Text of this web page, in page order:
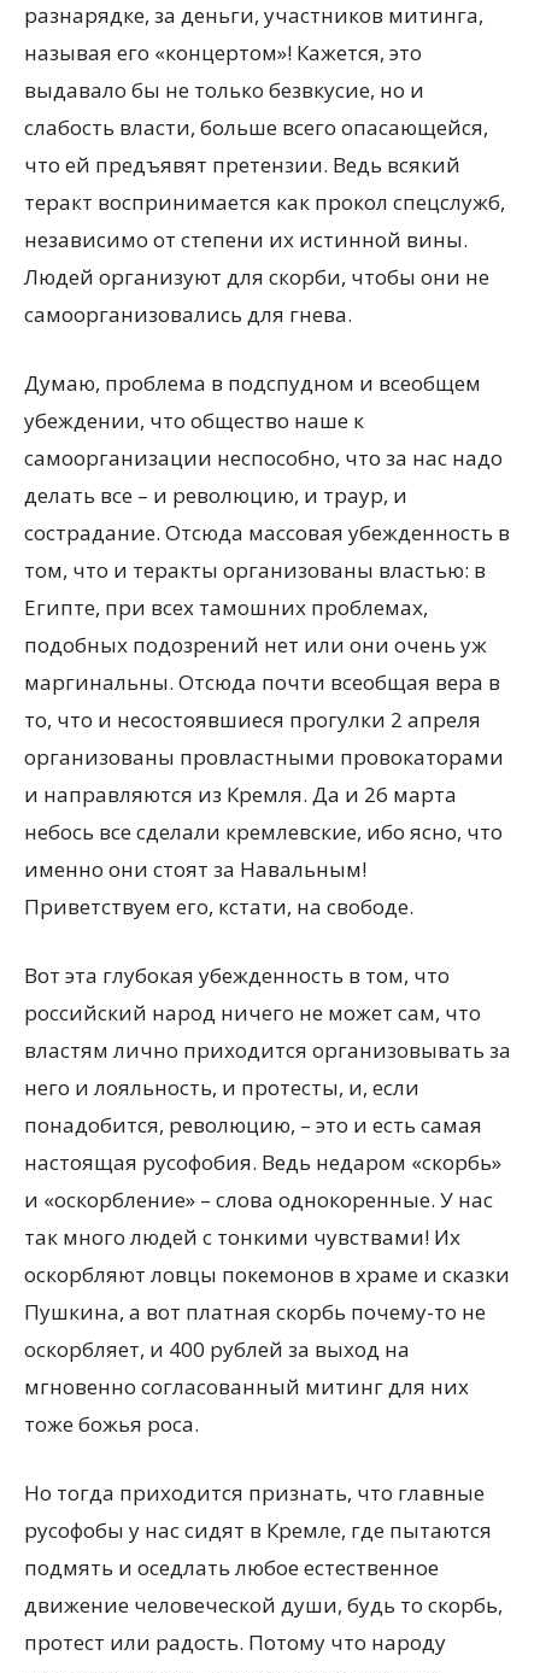
разнарядке, за деньги, участников митинга,
называя его «концертом»! Кажется, это
выдавало бы не только безвкусие, но и
слабость власти, больше всего опасающейся,
что ей предъявят претензии. Ведь всякий
теракт воспринимается как прокол спецслужб,
независимо от степени их истинной вины.
Людей организуют для скорби, чтобы они не
самоорганизовались для гнева.
Думаю, проблема в подспудном и всеобщем
убеждении, что общество наше к
самоорганизации неспособно, что за нас надо
делать все – и революцию, и траур, и
сострадание. Отсюда массовая убежденность в
том, что и теракты организованы властью: в
Египте, при всех тамошних проблемах,
подобных подозрений нет или они очень уж
маргинальны. Отсюда почти всеобщая вера в
то, что и несостоявшиеся прогулки 2 апреля
организованы провластными провокаторами
и направляются из Кремля. Да и 26 марта
небось все сделали кремлевские, ибо ясно, что
именно они стоят за Навальным!
Приветствуем его, кстати, на свободе.
Вот эта глубокая убежденность в том, что
российский народ ничего не может сам, что
властям лично приходится организовывать за
него и лояльность, и протесты, и, если
понадобится, революцию, – это и есть самая
настоящая русофобия. Ведь недаром «скорбь»
и «оскорбление» – слова однокоренные. У нас
так много людей с тонкими чувствами! Их
оскорбляют ловцы покемонов в храме и сказки
Пушкина, а вот платная скорбь почему-то не
оскорбляет, и 400 рублей за выход на
мгновенно согласованный митинг для них
тоже божья роса.
Но тогда приходится признать, что главные
русофобы у нас сидят в Кремле, где пытаются
подмять и оседлать любое естественное
движение человеческой души, будь то скорбь,
протест или радость. Потому что народу